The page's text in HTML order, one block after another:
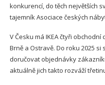
konkurencí, do těch největších
tajemník Asociace českých
V Česku má IKEA čtyři
Brně a Ostravě. Do roku 2025
doručovat objednávky
aktuálně jich takto rozváží